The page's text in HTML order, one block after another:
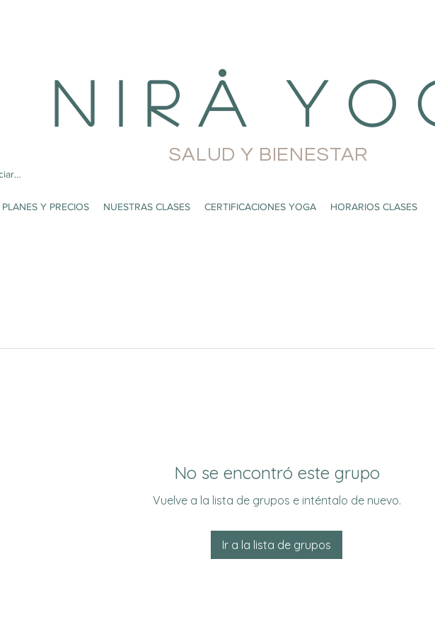
N i r å Y o
sesión
PLANES Y PRECIOS NUESTRAS CLASES CERTIFICACIONES YOGA HORARIOS CLASES
SALUD Y BIENESTAR
No se encontró este grupo
Vuelve a la lista de grupos e inténtalo de nuevo.
Ir a la lista de grupos